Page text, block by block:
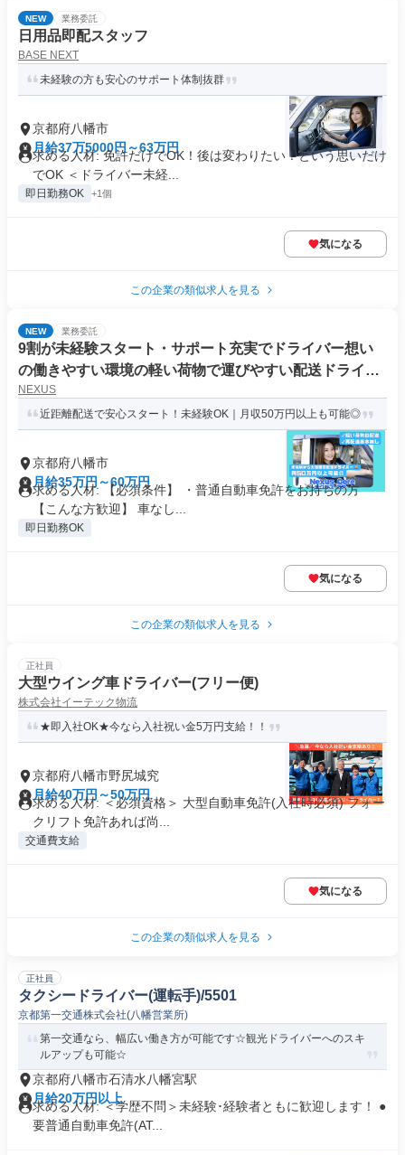
NEW 業務委託
日用品即配スタッフ
BASE NEXT
未経験の方も安心のサポート体制抜群
京都府八幡市
月給37万5000円～63万円
求める人材: 免許だけでOK！後は変わりたい！という思いだけ
でOK ＜ドライバー未経...
即日勤務OK +1個
気になる
この企業の類似求人を見る
NEW 業務委託
9割が未経験スタート・サポート充実でドライバー想い
の働きやすい環境の軽い荷物で運びやすい配送ドライバ
ー
NEXUS
近距離配送で安心スタート！未経験OK｜月収50万円以上も可能◎
京都府八幡市
月給35万円～60万円
求める人材: 【必須条件】 ・普通自動車免許をお持ちの方
【こんな方歓迎】 車なし...
即日勤務OK
気になる
この企業の類似求人を見る
正社員
大型ウイング車ドライバー(フリー便)
株式会社イーテック物流
★即入社OK★今なら入社祝い金5万円支給！！
京都府八幡市野尻城究
月給40万円～50万円
求める人材: ＜必須資格＞ 大型自動車免許(入社時必須) フォー
クリフト免許あれば尚...
交通費支給
気になる
この企業の類似求人を見る
正社員
タクシードライバー(運転手)/5501
京都第一交通株式会社(八幡営業所)
第一交通なら、幅広い働き方が可能です☆観光ドライバーへのスキ
ルアップも可能☆
京都府八幡市石清水八幡宮駅
月給20万円以上
求める人材: ＜学歴不問＞未経験･経験者ともに歓迎します！ ●
要普通自動車免許(AT...